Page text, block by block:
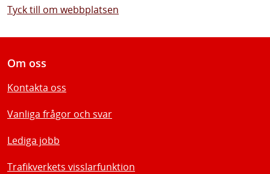
Tyck till om webbplatsen
Om oss
Kontakta oss
Vanliga frågor och svar
Lediga jobb
Trafikverkets visslarfunktion